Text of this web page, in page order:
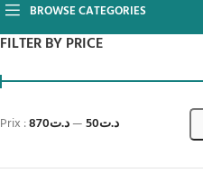
BROWSE CATEGORIES
FILTER BY PRICE
Prix : د.ت50 —د.ت870